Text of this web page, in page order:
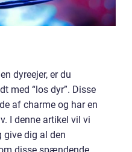
dyreejer, er du
med “los dyr”. Disse
af charme og har en
I denne artikel vil vi
give dig al den